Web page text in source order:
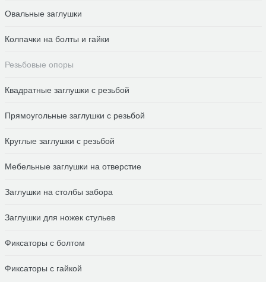
Овальные заглушки
Колпачки на болты и гайки
Резьбовые опоры
Квадратные заглушки с резьбой
Прямоугольные заглушки с резьбой
Круглые заглушки с резьбой
Мебельные заглушки на отверстие
Заглушки на столбы забора
Заглушки для ножек стульев
Фиксаторы с болтом
Фиксаторы с гайкой